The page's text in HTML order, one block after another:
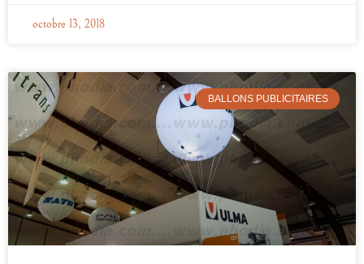
octobre 13, 2018
BALLONS PUBLICITAIRES